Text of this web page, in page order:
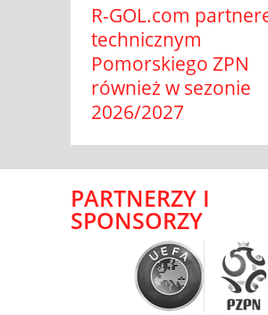
R-GOL.com
technicznym
Pomorskiego ZPN
również w sezonie
2026/2027
PARTNERZY I
SPONSORZY